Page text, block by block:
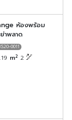
ห้องพร้อม
าพลาด
0011
m2 2